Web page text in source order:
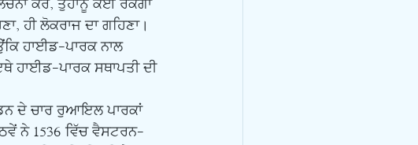
ਕਰੋ, ਤੁਹਾਨੂੰ ਕੋਈ ਰੋਕੇਗਾ
ਹੀ ਲੋਕਰਾਜ ਦਾ ਗਹਿਣਾ।
ਹਾਈਡ-ਪਾਰਕ ਨਾਲ
ਹਾਈਡ-ਪਾਰਕ ਸਥਾਪਤੀ ਦੀ
ਨੇ 1536 ਵਿੱਚ ਵੈਸਟਰਨ-